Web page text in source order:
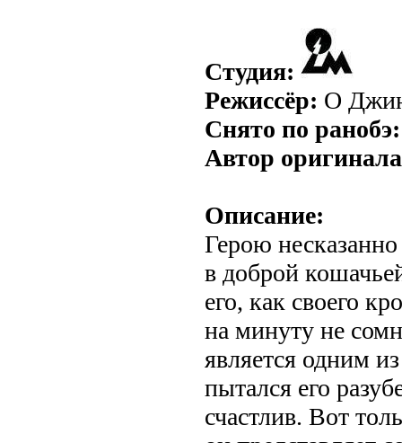
Студия:
Режиссёр: О
Снято по ранобэ:
Автор
Описание:
Герою
в доброй
его, как своего
на минуту не
является одним
пытался его
счастлив. Вот